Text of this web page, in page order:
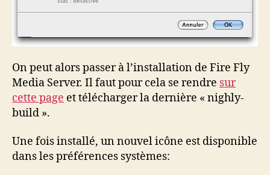
On peut alors passer à l’installation de Fire Fly
Media Server. Il faut pour cela se rendre sur
cette page et télécharger la dernière « nighly-
build ».
Une fois installé, un nouvel icône est disponible
dans les préférences systèmes: